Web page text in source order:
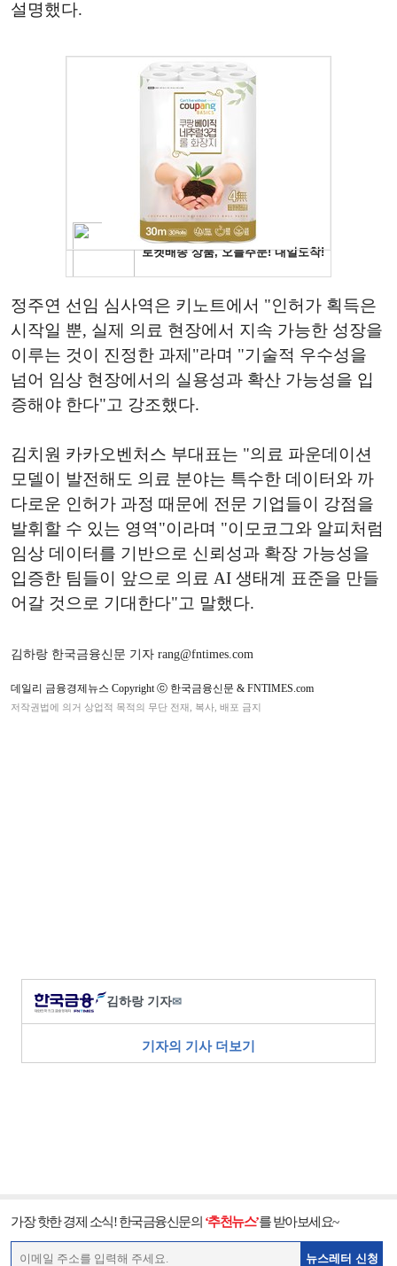
설명했다.
정주연 선임 심사역은 키노트에서 "인허가 획득은
시작일 뿐, 실제 의료 현장에서 지속 가능한 성장을
이루는 것이 진정한 과제"라며 "기술적 우수성을
넘어 임상 현장에서의 실용성과 확산 가능성을 입
증해야 한다"고 강조했다.
김치원 카카오벤처스 부대표는 "의료 파운데이션
모델이 발전해도 의료 분야는 특수한 데이터와 까
다로운 인허가 과정 때문에 전문 기업들이 강점을
발휘할 수 있는 영역"이라며 "이모코그와 알피처럼
임상 데이터를 기반으로 신뢰성과 확장 가능성을
입증한 팀들이 앞으로 의료 AI 생태계 표준을 만들
어갈 것으로 기대한다"고 말했다.
김하랑 한국금융신문 기자 rang@fntimes.com
데일리 금융경제뉴스 Copyright ⓒ 한국금융신문 & FNTIMES.com
저작권법에 의거 상업적 목적의 무단 전재, 복사, 배포 금지
김하랑 기자✉
기자의 기사 더보기
가장 핫한 경제 소식! 한국금융신문의 ‘추천뉴스’를 받아보세요~
뉴스레터 신청